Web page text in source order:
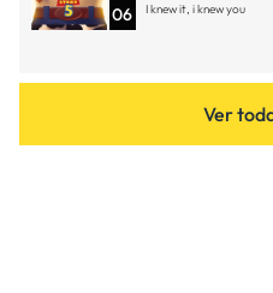
06 I knew it, i knew you
Ver